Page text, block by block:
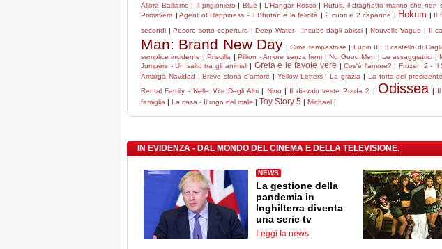
Allora Balliamo | Il prigioniero | Blue | L'Hangar Rosso | Rufus, il draghetto marino che non
Primavera |Agent of Happiness - Il Bhutan e la felicità |2 cuori e 2 capanne | Hokum | Il
secondi |Pecore sotto copertura |Deep Water - Incubo dagli abissi | Nouvelle Vague | Il
Man: Brand New Day |Cime tempestose | Lupin III: Il castello di
semplice incidente |Priscilla |Pillion - Amore senza freni |No Good Men |Le assaggiatrici |
Jumpers - Un salto tra gli animali| Greta e le favole vere |Cos'è l'amore? |Frozen 2 - Il
Amarga Navidad |Breve storia d'amore | Yellow Letters|La grazia | La torta del presidente
Rental Family - Nelle Vite Degli Altri| Nino | Il diavolo veste Prada 2 | Odissea |
famiglia | La casa - Il rogo del male | Toy Story 5 | Michael |
IN EVIDENZA - DAL MONDO DEL CINEMA E DELLA TELEVISIONE.
NEWS
La gestione della
pandemia in
Inghilterra diventa
una serie tv
Leggi la news